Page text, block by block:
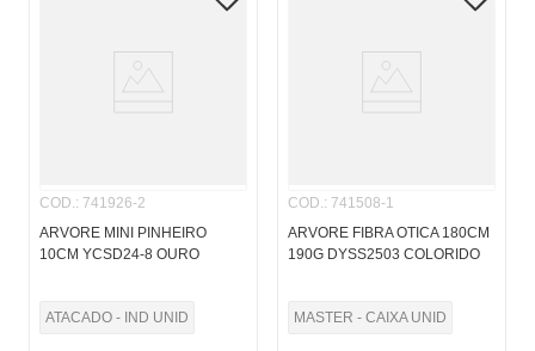
COD.: 741926-2
ARVORE MINI PINHEIRO
10CM YCSD24-8 OURO
ATACADO - IND UNID
COD.: 741508-1
ARVORE FIBRA OTICA 180CM
190G DYSS2503 COLORIDO
MASTER - CAIXA UNID